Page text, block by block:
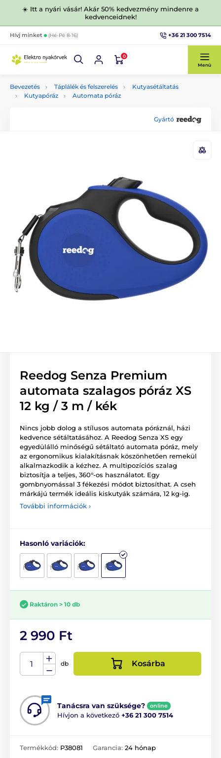
☀️ Itt a nyári vásár! Akár 50% kedvezmény mindenre a
kedvenceidnek!
Hívj minket (Hé-Pé 8-16) +36 21 300 7514
0
Menü
Bevezetés Táplálék és felszerelés
Kutyasétáltatás
Kutyapóráz
Automata póráz
Gyártó
Reedog Senza Premium
automata szalagos póráz XS
12 kg / 3 m / kék
Nincs jobb dolog a stílusos automata póráznál, házi
kedvence sétáltatásához. A Reedog Senza XS egy
egyedülálló minőségű sétáltató automata póráz, mely
az ergonomikus kialakításnak köszönhetően remekül
alkalmazkodik a kézhez. A multipozíciós szalag
biztosítja a teljes, 360°-os használatot. Egy
gombnyomással 3 fékezési módot biztosíthat. A cseh
márkájú termék ideális kiskutyák számára, 12 kg-ig.
További információk ›
Hasonló variációk:
Raktáron > 10 db
2 990 Ft
db Kosárba
Tanácsra van szüksége? online
Hívjon a következő +36 21 300 7514
Termékkód: P38081 Garancia: 24 hónap